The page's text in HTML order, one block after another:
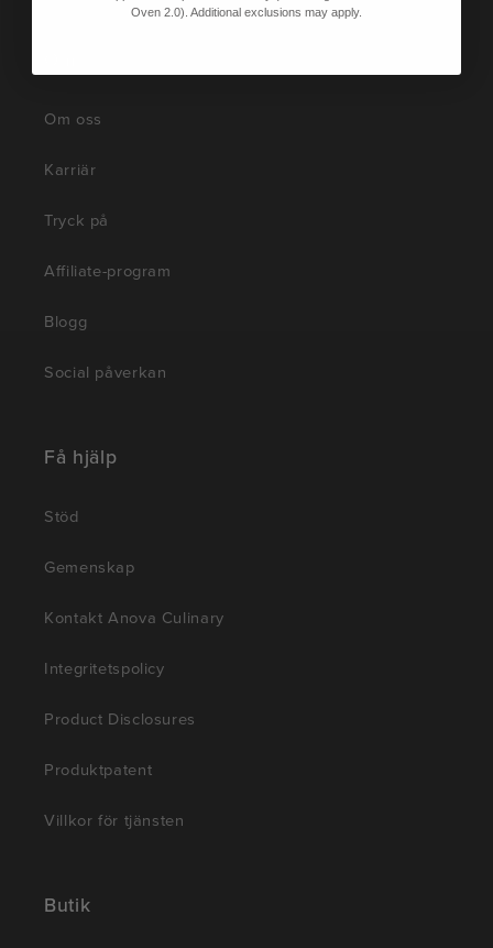
Om oss
Karriär
Tryck på
Affiliate-program
Blogg
Social påverkan
Få hjälp
Stöd
Gemenskap
Kontakt Anova Culinary
Integritetspolicy
Product Disclosures
Produktpatent
Villkor för tjänsten
Butik
Oven 2.0). Additional exclusions may apply.